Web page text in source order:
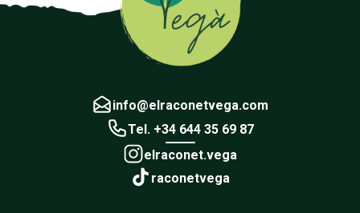
info@elraconetvega.com
Tel. +34 644 35 69 87
elraconet.vega
raconetvega